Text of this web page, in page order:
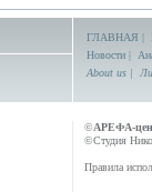
ГЛАВНАЯ |
Новости |
About us |
©АРЕФА-
©Студия
Правила